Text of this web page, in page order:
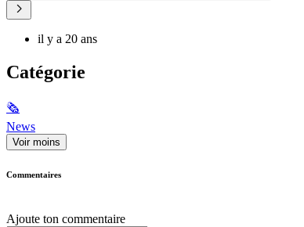
il y a 20 ans
Catégorie
🗞
News
Voir moins
Commentaires
Ajoute ton commentaire